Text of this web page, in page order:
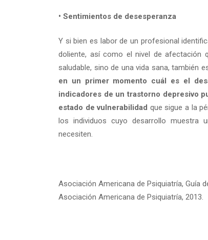
• Sentimientos de desesperanza
Y si bien es labor de un profesional
doliente, así como el nivel de afectación
saludable, sino de una vida sana, también
en un primer momento cuál es el
indicadores de un trastorno depresivo
estado de vulnerabilidad que sigue a la
los individuos cuyo desarrollo muestra
necesiten.
Asociación Americana de Psiquiatría, Guía
Asociación Americana de Psiquiatría, 2013.